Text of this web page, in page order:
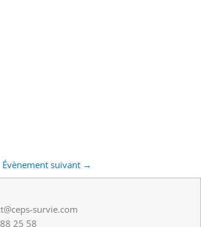
Évènement suivant →
survie.com
25 58